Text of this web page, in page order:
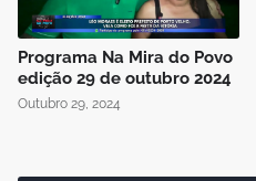
Programa Na Mira do Povo
edição 29 de outubro 2024
Outubro 29, 2024